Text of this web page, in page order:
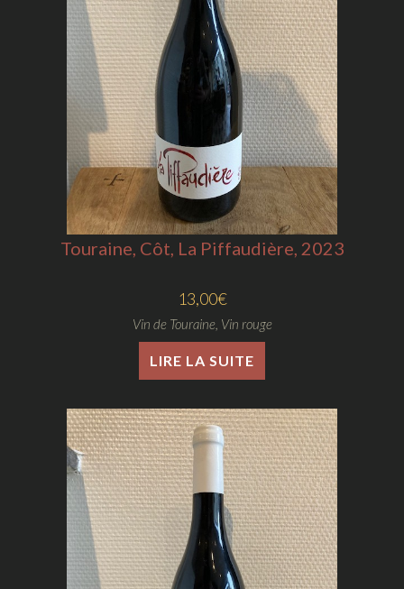
Touraine, Côt, La Piffaudière, 2023
13,00€
Vin de Touraine, Vin rouge
LIRE LA SUITE